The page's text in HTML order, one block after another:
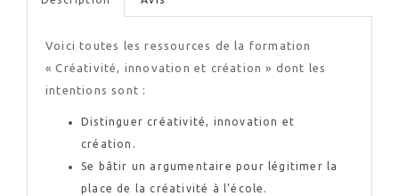
Voici toutes les ressources de la formation
« Créativité, innovation et création » dont les
intentions sont :
Distinguer créativité, innovation et
création.
Se bâtir un argumentaire pour légitimer la
place de la créativité à l’école.